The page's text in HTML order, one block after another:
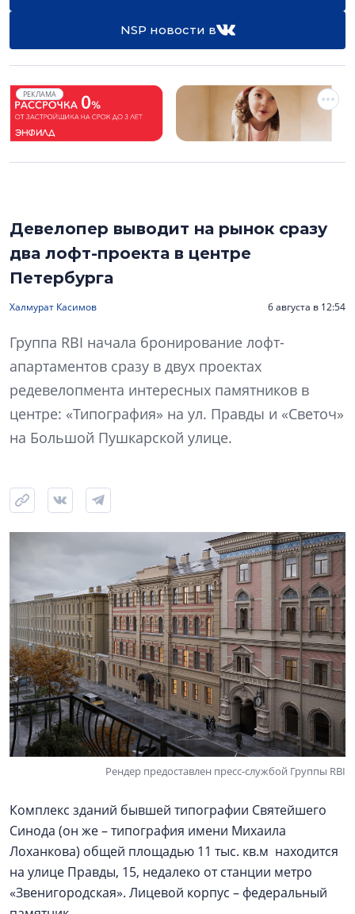
NSP новости в
РЕКЛАМА
Девелопер выводит на рынок сразу
два лофт-проекта в центре
Петербурга
Халмурат Касимов 6 августа в 12:54
Группа RBI начала бронирование лофт-
апартаментов сразу в двух проектах
редевелопмента интересных памятников в
центре: «Типография» на ул. Правды и «Светоч»
на Большой Пушкарской улице.
Рендер предоставлен пресс-службой Группы RBI
Комплекс зданий бывшей типографии Святейшего
Синода (он же – типография имени Михаила
Лоханкова) общей площадью 11 тыс. кв.м находится
на улице Правды, 15, недалеко от станции метро
«Звенигородская». Лицевой корпус – федеральный